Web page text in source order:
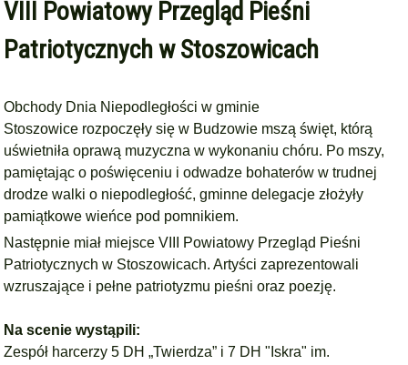
VIII Powiatowy Przegląd Pieśni
Patriotycznych w Stoszowicach
Obchody Dnia Niepodległości w gminie
Stoszowice rozpoczęły się w Budzowie mszą święt, którą
uświetniła oprawą muzyczna w wykonaniu chóru. Po mszy,
pamiętając o poświęceniu i odwadze bohaterów w trudnej
drodze walki o niepodległość, gminne delegacje złożyły
pamiątkowe wieńce pod pomnikiem.
Następnie miał miejsce VIII Powiatowy Przegląd Pieśni
Patriotycznych w Stoszowicach. Artyści zaprezentowali
wzruszające i pełne patriotyzmu pieśni oraz poezję.
Na scenie wystąpili:
Zespół harcerzy5 DH „Twierdza” i7 DH "Iskra" im.